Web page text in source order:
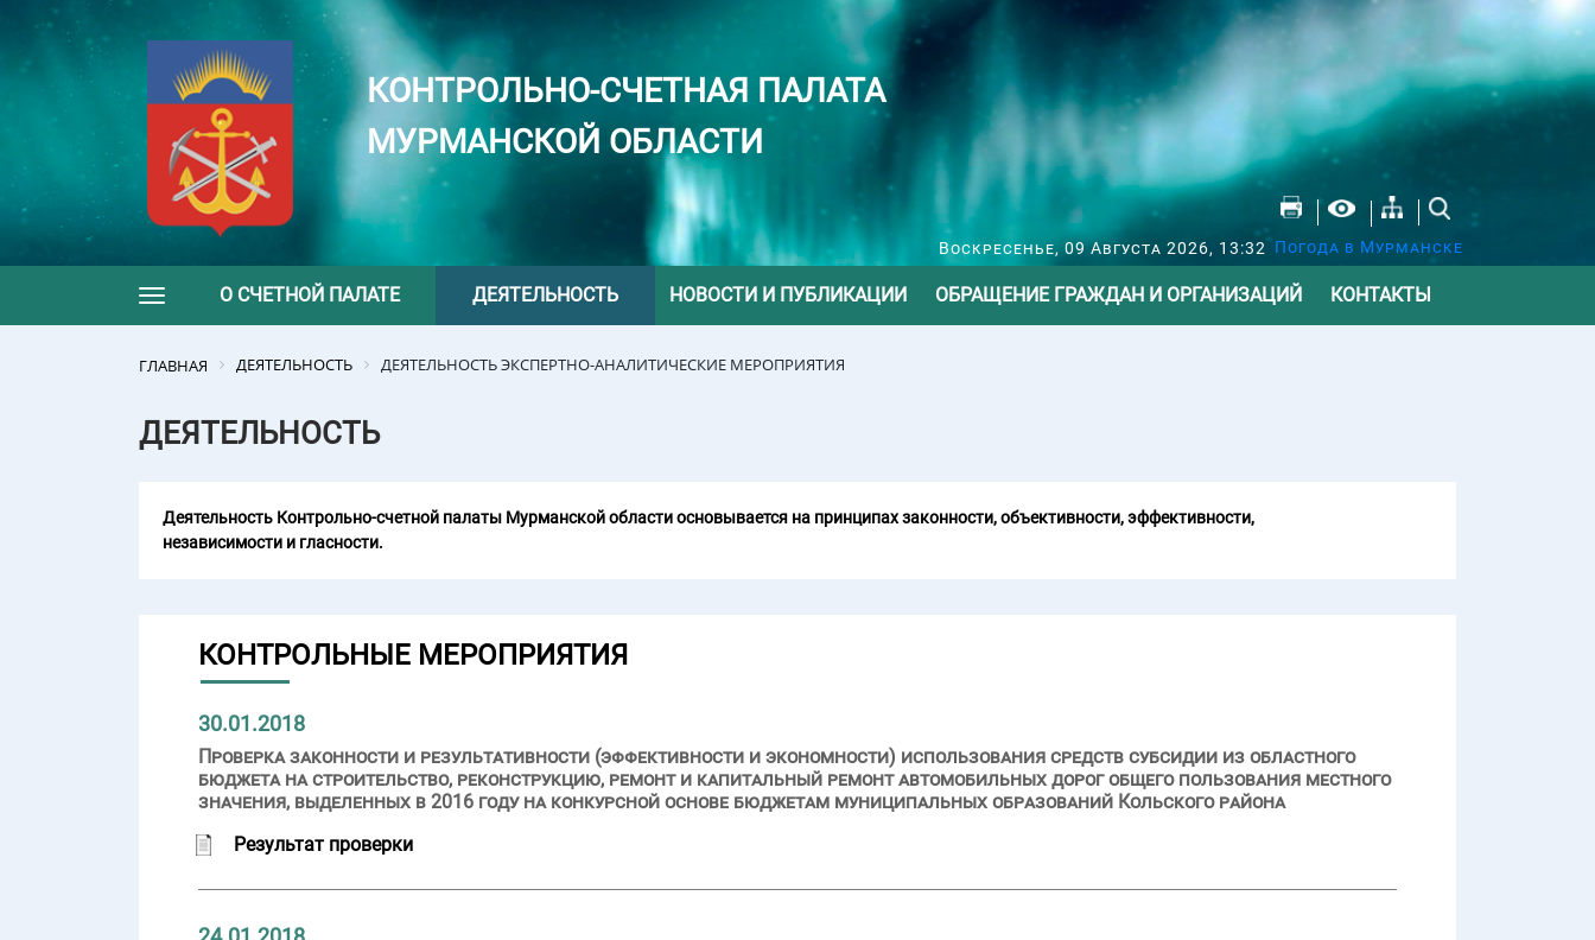
КОНТРОЛЬНО-СЧЕТНАЯ ПАЛАТА
МУРМАНСКОЙ ОБЛАСТИ
Воскресенье, 09 Августа 2026, 13:32 Погода в Мурманске
Toggle navigation
О СЧЕТНОЙ ПАЛАТЕ ДЕЯТЕЛЬНОСТЬ НОВОСТИ И ПУБЛИКАЦИИ ОБРАЩЕНИЕ ГРАЖДАН И ОРГАНИЗАЦИЙ КОНТАКТЫ
ГЛАВНАЯ ДЕЯТЕЛЬНОСТЬ ДЕЯТЕЛЬНОСТЬ ЭКСПЕРТНО-АНАЛИТИЧЕСКИЕ МЕРОПРИЯТИЯ
ДЕЯТЕЛЬНОСТЬ
Деятельность Контрольно-счетной палаты Мурманской области основывается на принципах законности, объективности, эффективности,
независимости и гласности.
КОНТРОЛЬНЫЕ МЕРОПРИЯТИЯ
30.01.2018
Проверка законности и результативности (эффективности и экономности) использования средств субсидии из областного
бюджета на строительство, реконструкцию, ремонт и капитальный ремонт автомобильных дорог общего пользования местного
значения, выделенных в 2016 году на конкурсной основе бюджетам муниципальных образований Кольского района
Результат проверки